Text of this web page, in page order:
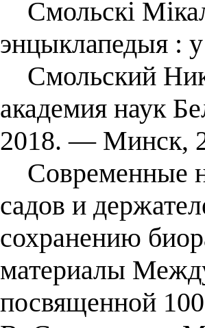
Смольскі
энцыклапедыя :
Смольский
академия наук
2018. — Минск,
Современные
садов и
сохранению
материалы
посвященной